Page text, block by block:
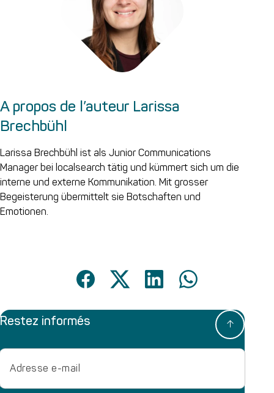
A propos de l’auteur Larissa
Brechbühl
Larissa Brechbühl ist als Junior Communications
Manager bei localsearch tätig und kümmert sich um die
interne und externe Kommunikation. Mit grosser
Begeisterung übermittelt sie Botschaften und
Emotionen.
Restez informés
Adresse
mail